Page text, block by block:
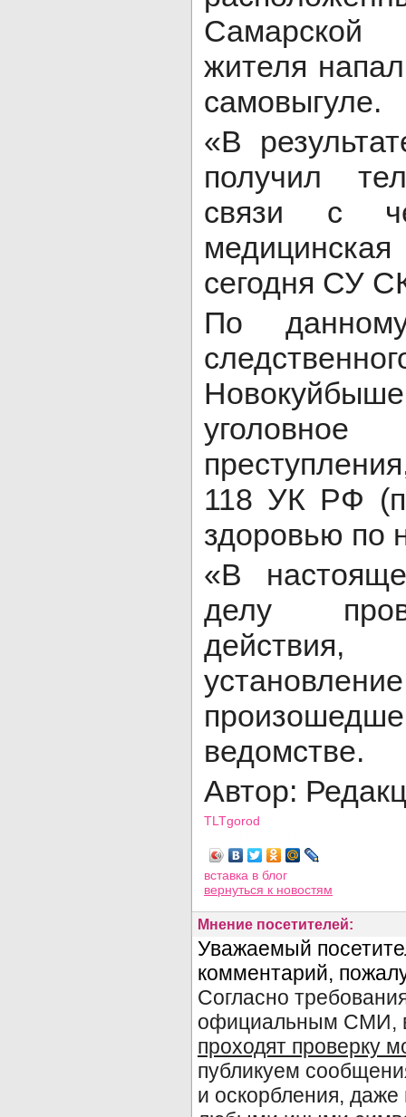
Самарской
жителя
самовыгуле.
«В
получил
связи с
сегодня СУ
По
118 УК РФ
здоровью по
«В
делу
ведомстве.
Автор:
TLTgorod
вставка в блог
вернуться к новостям
Мнение посетителей: